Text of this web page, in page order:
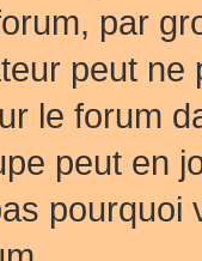
par
peut
le forum
peut en
pourquoi